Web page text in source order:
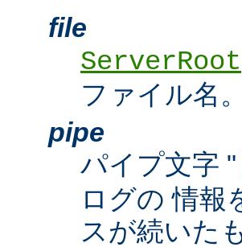
file
ServerRoot
ファイル名。
pipe
パイプ文字 "
ログの 情報
スが続いた